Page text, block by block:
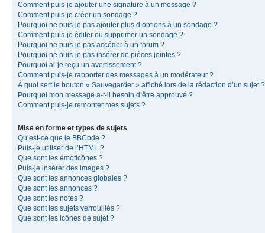
Comment puis-je ajouter une signature à un message ?
Comment puis-je créer un sondage ?
Pourquoi ne puis-je pas ajouter plus d’options à un sondage ?
Comment puis-je éditer ou supprimer un sondage ?
Pourquoi ne puis-je pas accéder à un forum ?
Pourquoi ne puis-je pas insérer de pièces jointes ?
Pourquoi ai-je reçu un avertissement ?
Comment puis-je rapporter des messages à un modérateur ?
À quoi sert le bouton « Sauvegarder » affiché lors de la rédaction d’un sujet ?
Pourquoi mon message a-t-il besoin d’être approuvé ?
Comment puis-je remonter mes sujets ?
Mise en forme et types de sujets
Qu’est-ce que le BBCode ?
Puis-je utiliser de l’HTML ?
Que sont les émoticônes ?
Puis-je insérer des images ?
Que sont les annonces globales ?
Que sont les annonces ?
Que sont les notes ?
Que sont les sujets verrouillés ?
Que sont les icônes de sujet ?